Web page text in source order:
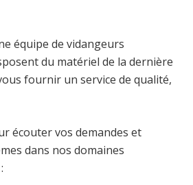
équipe de vidangeurs
du matériel de la dernière
fournir un service de qualité,
écouter vos demandes et
dans nos domaines